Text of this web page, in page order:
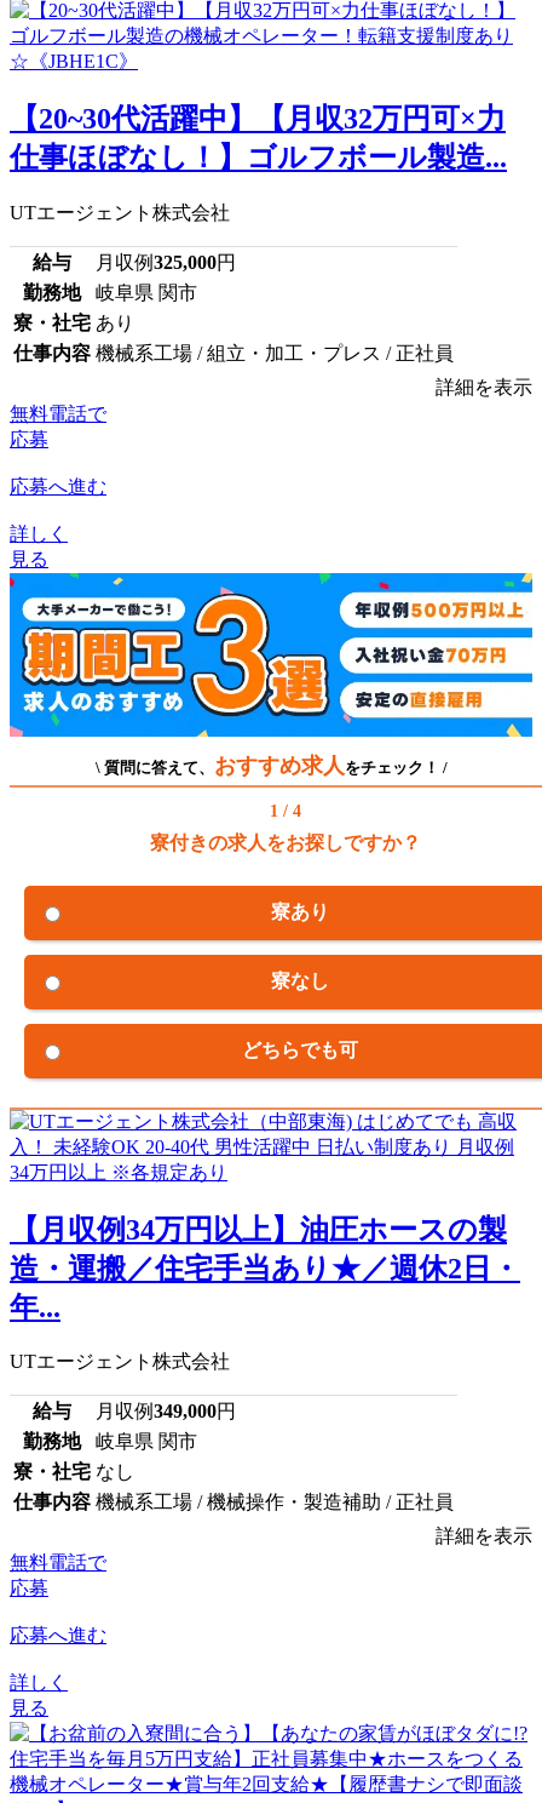
【20~30代活躍中】【月収32万円可×力
仕事ほぼなし！】ゴルフボール製造...
UTエージェント株式会社
給与 月収例325,000円
勤務地
岐阜県 関市
寮・社宅 あり
仕事内容 機械系工場 / 組立・加工・プレス / 正社員
詳細を表示
無料電話で
応募
応募へ進む
詳しく
見る
\ 質問に答えて、 おすすめ求人 をチェック！ /
1 / 4
寮付きの求人をお探しですか？
寮あり
寮なし
どちらでも可
【月収例34万円以上】油圧ホースの製
造・運搬／住宅手当あり★／週休2日・
年...
UTエージェント株式会社
給与 月収例349,000円
勤務地
岐阜県 関市
寮・社宅 なし
仕事内容 機械系工場 / 機械操作・製造補助 / 正社員
詳細を表示
無料電話で
応募
応募へ進む
詳しく
見る